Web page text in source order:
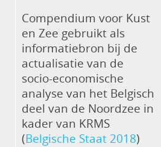
Compendium voor Kust
en Zee gebruikt als
informatiebron bij de
actualisatie van de
socio-economische
analyse van het Belgisch
deel van de Noordzee in
kader van KRMS
(Belgische Staat 2018)